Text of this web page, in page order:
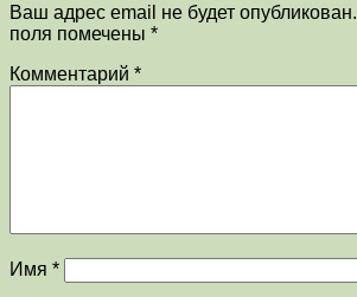
Ваш адрес email не будет опубликован.
поля помечены *
Комментарий *
Имя *